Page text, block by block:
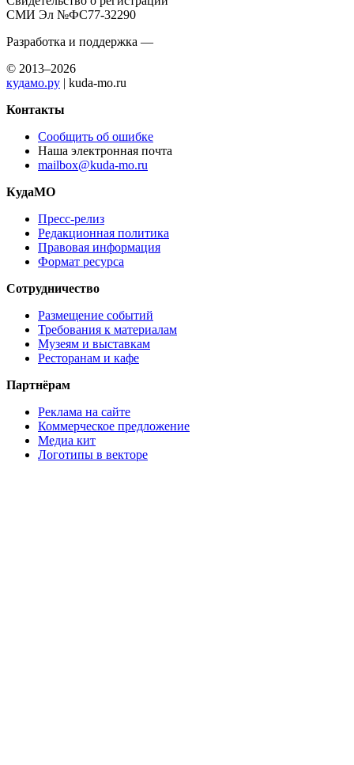
СМИ Эл №ФС77-32290
Разработка и поддержка —
© 2013–2026
кудамо.ру | kuda-mo.ru
Контакты
Сообщить об ошибке
Наша электронная почта
mailbox@kuda-mo.ru
КудаМО
Пресс-релиз
Редакционная политика
Правовая информация
Формат ресурса
Сотрудничество
Размещение событий
Требования к материалам
Музеям и выставкам
Ресторанам и кафе
Партнёрам
Реклама на сайте
Коммерческое предложение
Медиа кит
Логотипы в векторе